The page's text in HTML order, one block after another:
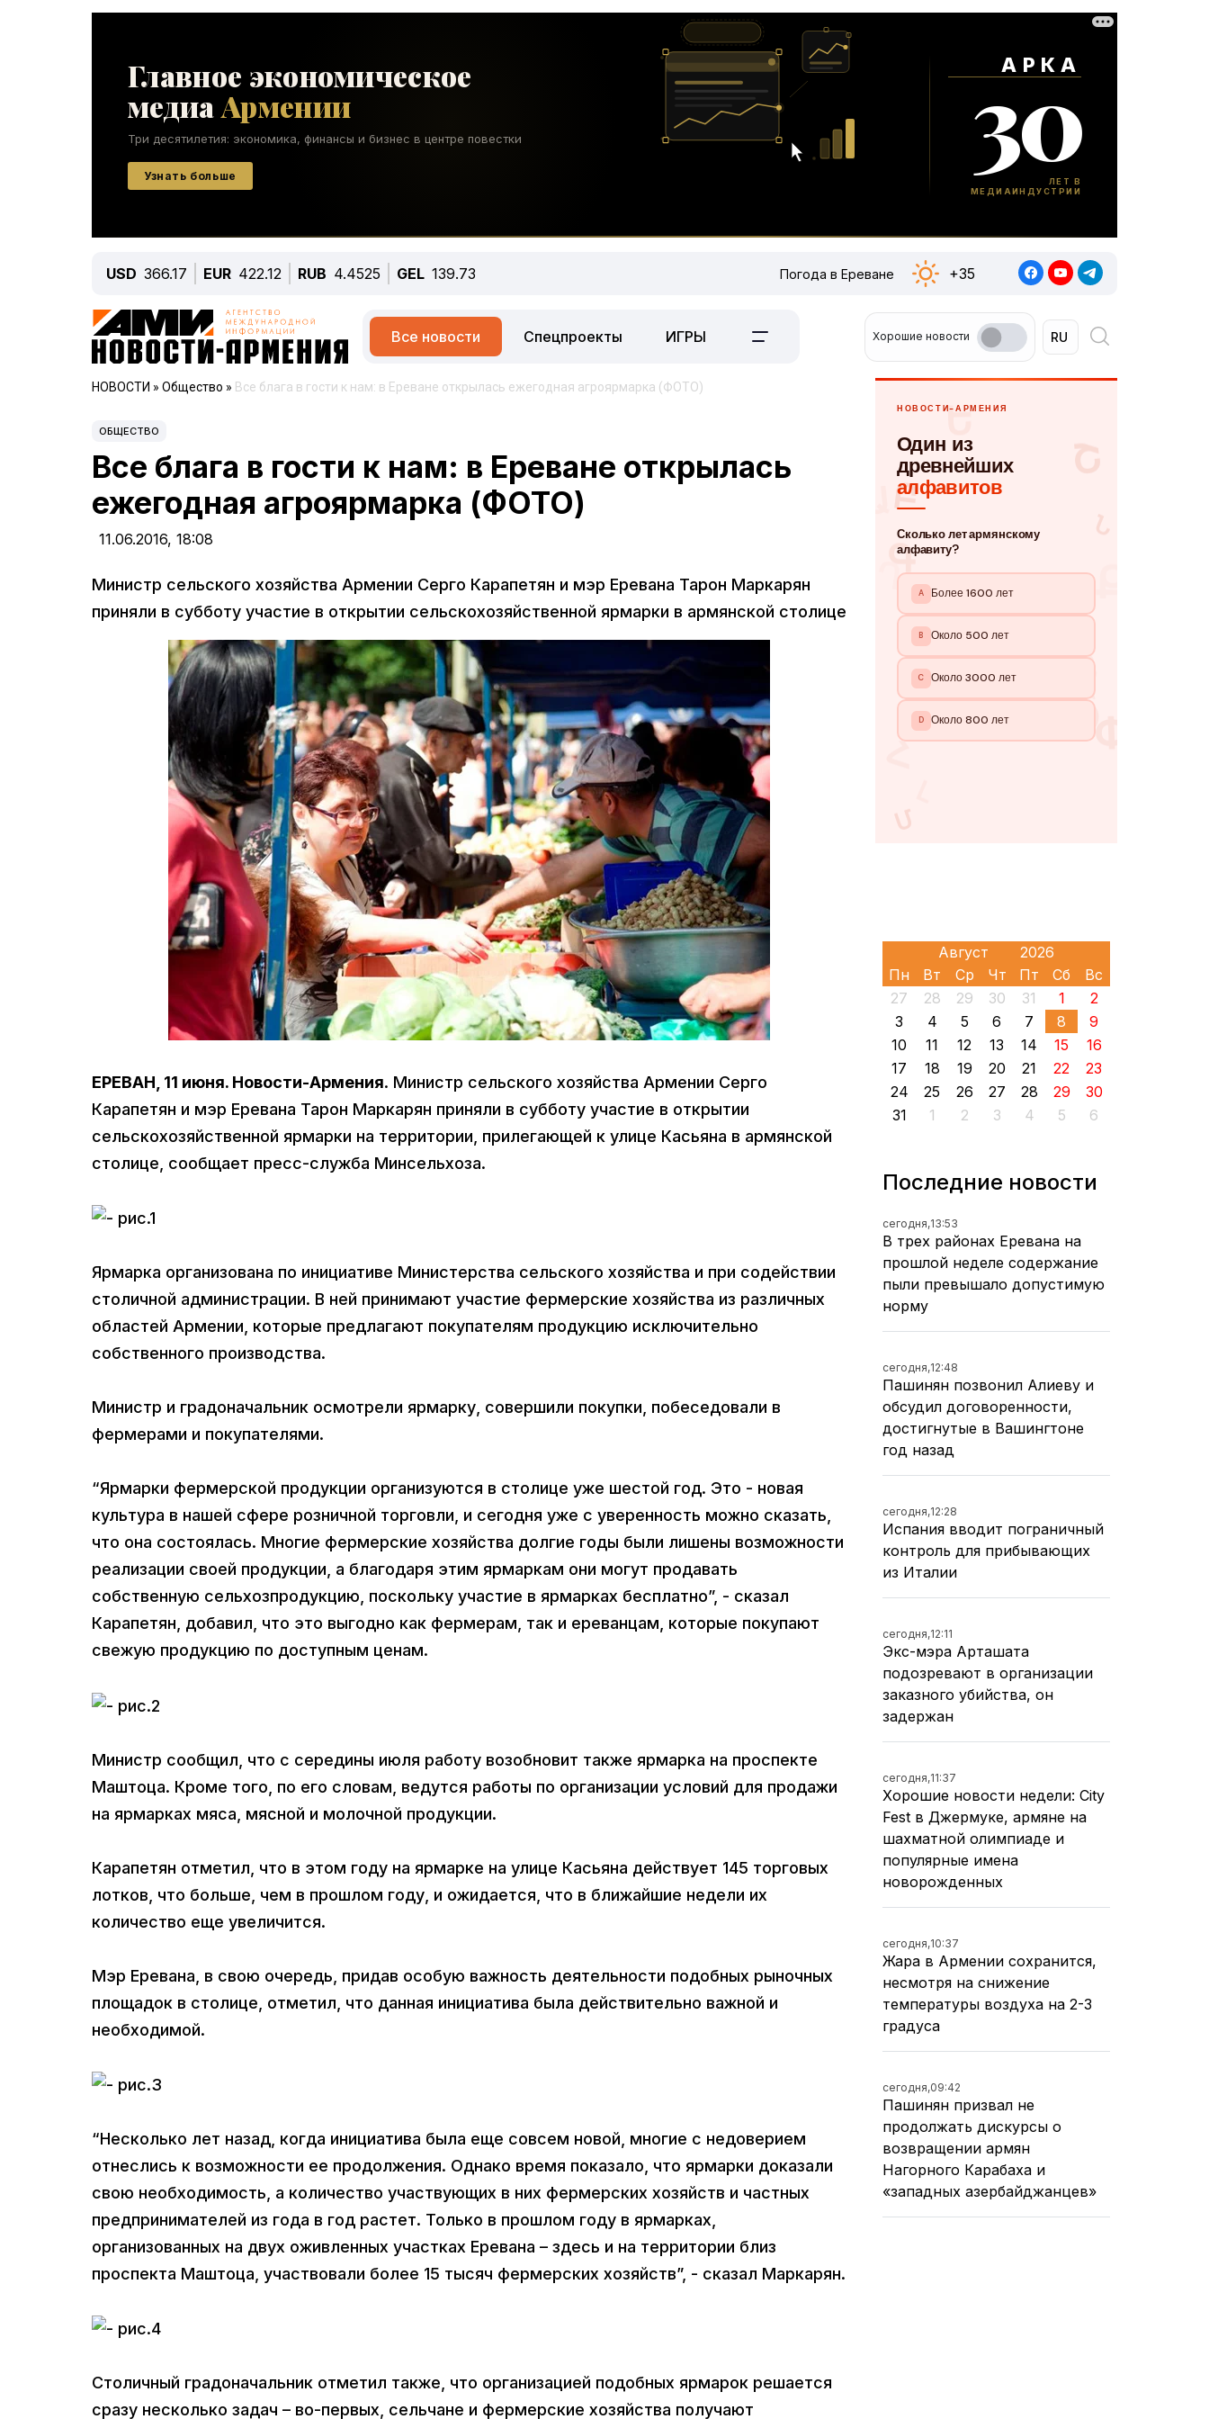
USD 366.17 EUR 422.12 RUB 4.4525 GEL 139.73 Погода в Ереване +35
Все новости Спецпроекты ИГРЫ Хорошие новости
НОВОСТИ » Общество » Все блага в гости к нам: в Ереване открылась ежегодная агроярмарка (ФОТО)
ОБЩЕСТВО
Все блага в гости к нам: в Ереване открылась
ежегодная агроярмарка (ФОТО)
11.06.2016, 18:08
Министр сельского хозяйства Армении Серго Карапетян и мэр Еревана Тарон Маркарян
приняли в субботу участие в открытии сельскохозяйственной ярмарки в армянской столице
ЕРЕВАН, 11 июня. Новости-Армения. Министр сельского хозяйства Армении Серго
Карапетян и мэр Еревана Тарон Маркарян приняли в субботу участие в открытии
сельскохозяйственной ярмарки на территории, прилегающей к улице Касьяна в армянской
столице, сообщает пресс-служба Минсельхоза.
Ярмарка организована по инициативе Министерства сельского хозяйства и при содействии
столичной администрации. В ней принимают участие фермерские хозяйства из различных
областей Армении, которые предлагают покупателям продукцию исключительно
собственного производства.
Министр и градоначальник осмотрели ярмарку, совершили покупки, побеседовали в
фермерами и покупателями.
“Ярмарки фермерской продукции организуются в столице уже шестой год. Это - новая
культура в нашей сфере розничной торговли, и сегодня уже с уверенность можно сказать,
что она состоялась. Многие фермерские хозяйства долгие годы были лишены возможности
реализации своей продукции, а благодаря этим ярмаркам они могут продавать
собственную сельхозпродукцию, поскольку участие в ярмарках бесплатно”, - сказал
Карапетян, добавил, что это выгодно как фермерам, так и ереванцам, которые покупают
свежую продукцию по доступным ценам.
Министр сообщил, что с середины июля работу возобновит также ярмарка на проспекте
Маштоца. Кроме того, по его словам, ведутся работы по организации условий для продажи
на ярмарках мяса, мясной и молочной продукции.
Карапетян отметил, что в этом году на ярмарке на улице Касьяна действует 145 торговых
лотков, что больше, чем в прошлом году, и ожидается, что в ближайшие недели их
количество еще увеличится.
Мэр Еревана, в свою очередь, придав особую важность деятельности подобных рыночных
площадок в столице, отметил, что данная инициатива была действительно важной и
необходимой.
“Несколько лет назад, когда инициатива была еще совсем новой, многие с недоверием
отнеслись к возможности ее продолжения. Однако время показало, что ярмарки доказали
свою необходимость, а количество участвующих в них фермерских хозяйств и частных
предпринимателей из года в год растет. Только в прошлом году в ярмарках,
организованных на двух оживленных участках Еревана – здесь и на территории близ
проспекта Маштоца, участвовали более 15 тысяч фермерских хозяйств”, - сказал Маркарян.
Столичный градоначальник отметил также, что организацией подобных ярмарок решается
сразу несколько задач – во-первых, сельчане и фермерские хозяйства получают
Пн Вт Ср Чт Пт Сб
Вс
27
28 29 30 31 1
2
3
4 5 6 7 8
9
10
11 12 13 14 15
16
17
18 19 20 21 22
23
24
25 26 27 28 29
30
31
1 2 3 4 5 6
Последние новости
сегодня,13:53
В трех районах Еревана на
прошлой неделе содержание
пыли превышало допустимую
норму
сегодня,12:48
Пашинян позвонил Алиеву и
обсудил договоренности,
достигнутые в Вашингтоне
год назад
сегодня,12:28
Испания вводит пограничный
контроль для прибывающих
из Италии
сегодня,12:11
Экс-мэра Арташата
подозревают в организации
заказного убийства, он
задержан
сегодня,11:37
Хорошие новости недели: City
Fest в Джермуке, армяне на
шахматной олимпиаде и
популярные имена
новорожденных
сегодня,10:37
Жара в Армении сохранится,
несмотря на снижение
температуры воздуха на 2-3
градуса
сегодня,09:42
Пашинян призвал не
продолжать дискурсы о
возвращении армян
Нагорного Карабаха и
«западных азербайджанцев»